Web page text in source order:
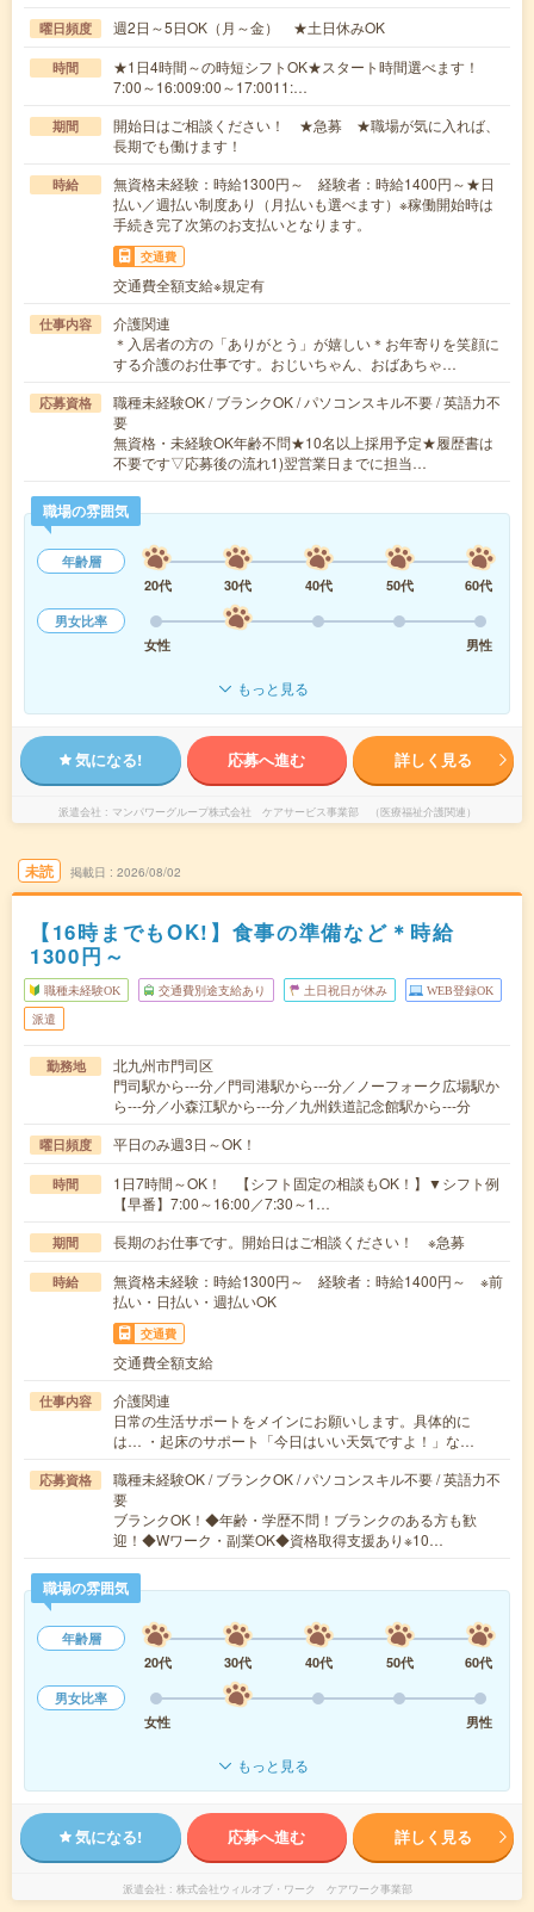
曜日頻度 週2日～5日OK（月～金） ★土日休みOK
時間
★1日4時間～の時短シフトOK★スタート時間選べます！
7:00～16:009:00～17:0011:…
期間
開始日はご相談ください！ ★急募 ★職場が気に入れば、
長期でも働けます！
時給
無資格未経験：時給1300円～ 経験者：時給1400円～★日
払い／週払い制度あり（月払いも選べます）※稼働開始時は
手続き完了次第のお支払いとなります。
交通費
交通費全額支給※規定有
仕事内容
介護関連
＊入居者の方の「ありがとう」が嬉しい＊お年寄りを笑顔に
する介護のお仕事です。おじいちゃん、おばあちゃ…
応募資格
職種未経験OK / ブランクOK / パソコンスキル不要 / 英語力不
要
無資格・未経験OK年齢不問★10名以上採用予定★履歴書は
不要です▽応募後の流れ1)翌営業日までに担当…
職場の雰囲気
年齢層
20代
30代 40代 50代
60代
男女比率
女性
男性
もっと見る
気になる! 応募へ進む 詳しく見る
派遣会社 マンパワーグループ株式会社 ケアサービス事業部 （医療福祉介護関連）
未読 掲載日 2026/08/02
【16時までもOK!】食事の準備など＊時給
1300円～
職種未経験OK 交通費別途支給あり 土日祝日が休み WEB登録OK
派遣
勤務地
北九州市門司区
門司駅から---分／門司港駅から---分／ノーフォーク広場駅か
ら---分／小森江駅から---分／九州鉄道記念館駅から---分
曜日頻度 平日のみ週3日～OK！
時間
1日7時間～OK！ 【シフト固定の相談もOK！】▼シフト例
【早番】7:00～16:00／7:30～1…
期間 長期のお仕事です。開始日はご相談ください！ ※急募
時給
無資格未経験：時給1300円～ 経験者：時給1400円～ ※前
払い・日払い・週払いOK
交通費
交通費全額支給
仕事内容
介護関連
日常の生活サポートをメインにお願いします。具体的に
は… ・起床のサポート「今日はいい天気ですよ！」な…
応募資格
職種未経験OK / ブランクOK / パソコンスキル不要 / 英語力不
要
ブランクOK！◆年齢・学歴不問！ブランクのある方も歓
迎！◆Wワーク・副業OK◆資格取得支援あり※10…
職場の雰囲気
年齢層
20代
30代 40代 50代
60代
男女比率
女性
男性
もっと見る
気になる! 応募へ進む 詳しく見る
派遣会社 株式会社ウィルオブ・ワーク ケアワーク事業部